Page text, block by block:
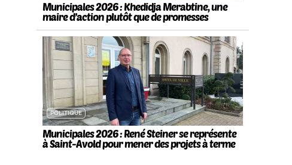
Municipales 2026 : Khedidja Merabtine, une
maire d’action plutôt que de promesses
POLITIQUE
Municipales 2026 : René Steiner se représente
à Saint-Avold pour mener des projets à terme